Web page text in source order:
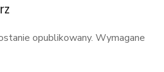
opublikowany. Wymagane